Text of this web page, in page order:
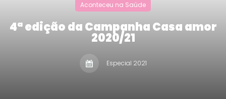
Contato
Aconteceu na Saúde
4ª edição da Campanha Casa amor
2020/21
Especial 2021